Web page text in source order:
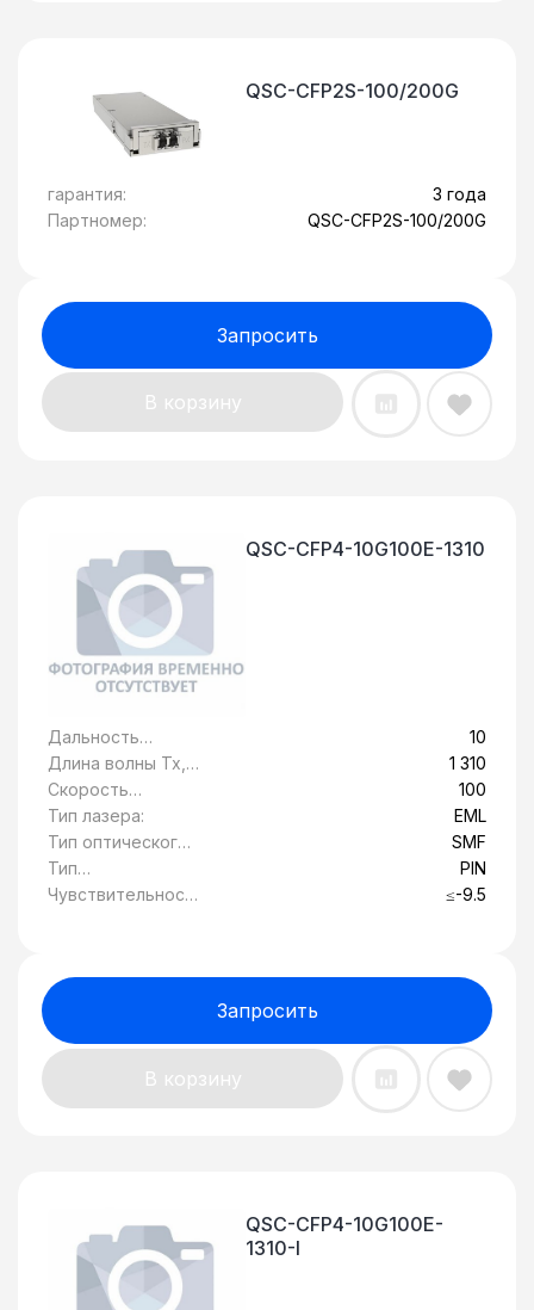
QSC-CFP2S-100/200G
гарантия:
3 года
Партномер:
QSC-CFP2S-100/200G
Запросить
В корзину
QSC-CFP4-10G100E-1310
Дальность
передачи, км:
10
Длина волны Tx,
нм:
1 310
Скорость
передачи
данных, Гбит/c:
100
Тип лазера:
EML
Тип оптического
волокна:
SMF
Тип
фотоприемника:
PIN
Чувствительност
≤-9.5
Запросить
В корзину
QSC-CFP4-10G100E-
1310-I